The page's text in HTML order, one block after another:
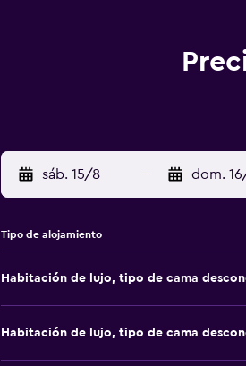
sáb. 15/8 - dom.
Tipo de alojamiento
Habitación de lujo, tipo de cama
Habitación de lujo, tipo de cama